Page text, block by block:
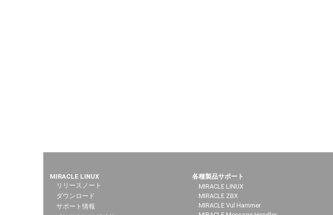
MIRACLE LINUX
リリースノート
ダウンロード
サポート情報
各種製品サポート
MIRACLE LINUX
MIRACLE ZBX
MIRACLE Vul Hammer